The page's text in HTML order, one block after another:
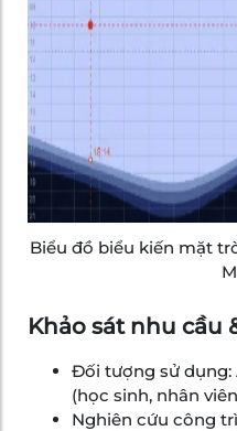
Biểu đồ biểu kiến mặt
Khảo sát nhu cầu
Đối tượng sử dụng:
(học sinh, nhân
Nghiên cứu công